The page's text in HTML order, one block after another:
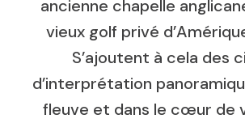
ancienne chapelle
vieux golf privé
S’ajoutent à cela des
d’interprétation
fleuve et dans le cœur de